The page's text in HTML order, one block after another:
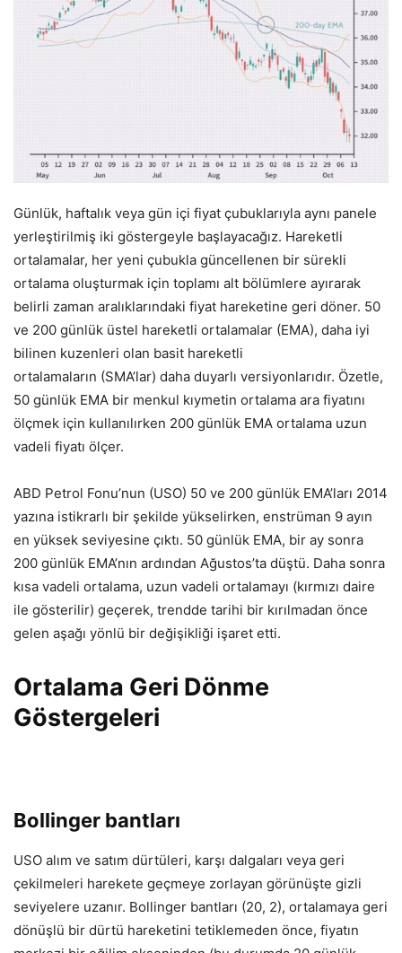
Günlük, haftalık veya gün içi fiyat çubuklarıyla aynı panele
yerleştirilmiş iki göstergeyle başlayacağız. Hareketli
ortalamalar, her yeni çubukla güncellenen bir sürekli
ortalama oluşturmak için toplamı alt bölümlere ayırarak
belirli zaman aralıklarındaki fiyat hareketine geri döner. 50
ve 200 günlük üstel hareketli ortalamalar (EMA), daha iyi
bilinen kuzenleri olan basit hareketli
ortalamaların (SMA’lar) daha duyarlı versiyonlarıdır. Özetle,
50 günlük EMA bir menkul kıymetin ortalama ara fiyatını
ölçmek için kullanılırken 200 günlük EMA ortalama uzun
vadeli fiyatı ölçer.
ABD Petrol Fonu’nun (USO) 50 ve 200 günlük EMA’ları 2014
yazına istikrarlı bir şekilde yükselirken, enstrüman 9 ayın
en yüksek seviyesine çıktı. 50 günlük EMA, bir ay sonra
200 günlük EMA’nın ardından Ağustos’ta düştü. Daha sonra
kısa vadeli ortalama, uzun vadeli ortalamayı (kırmızı daire
ile gösterilir) geçerek, trendde tarihi bir kırılmadan önce
gelen aşağı yönlü bir değişikliği işaret etti.
Ortalama Geri Dönme
Göstergeleri
Bollinger bantları
USO alım ve satım dürtüleri, karşı dalgaları veya geri
çekilmeleri harekete geçmeye zorlayan görünüşte gizli
seviyelere uzanır. Bollinger bantları (20, 2), ortalamaya geri
dönüşlü bir dürtü hareketini tetiklemeden önce, fiyatın